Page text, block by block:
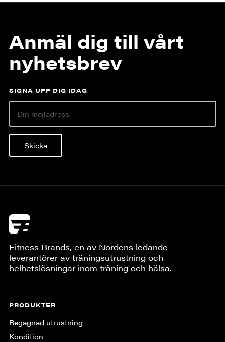
Anmäl dig till vårt
nyhetsbrev
SIGNA UPP DIG IDAG
Skicka
Fitness Brands, en av Nordens ledande
leverantörer av träningsutrustning och
helhetslösningar inom träning och hälsa.
PRODUKTER
Begagnad utrustning
Kondition